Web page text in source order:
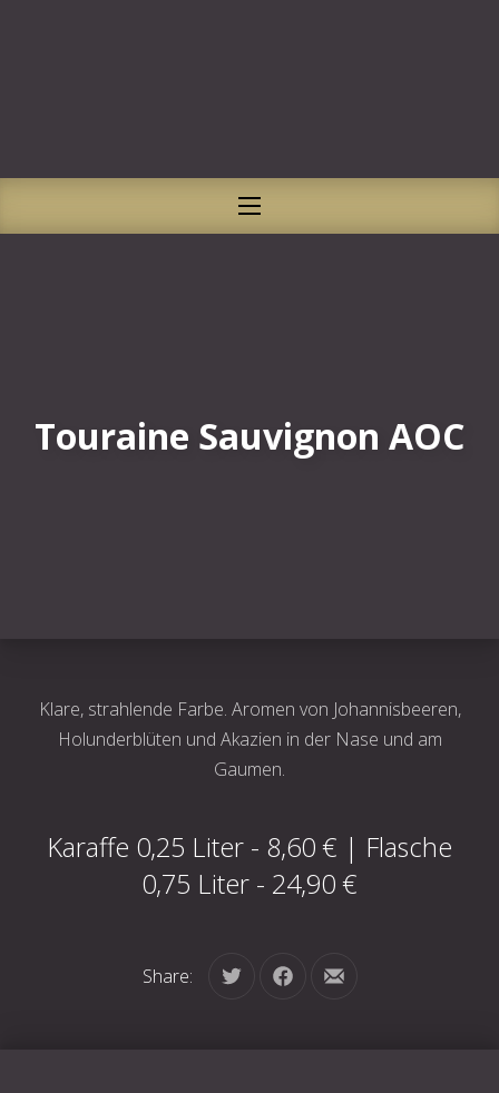
NAVIGATION
Touraine Sauvignon AOC
Klare, strahlende Farbe. Aromen von Johannisbeeren,
Holunderblüten und Akazien in der Nase und am
Gaumen.
Karaffe 0,25 Liter - 8,60 € | Flasche
0,75 Liter - 24,90 €
Share: Tweet Share on Facebook
Share by Email